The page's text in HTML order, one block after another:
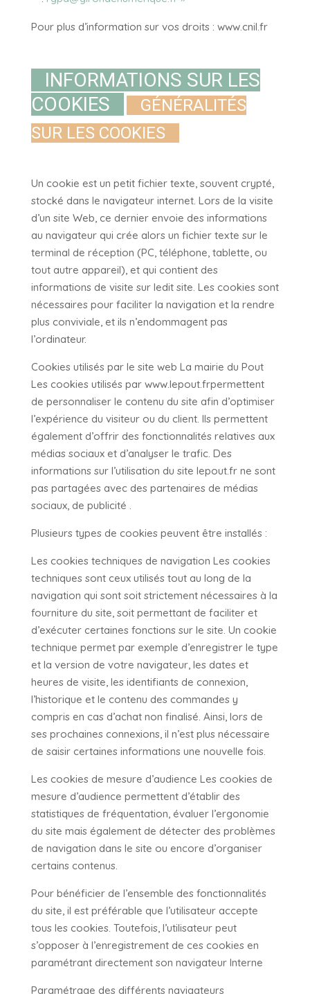
Pour plus d’information sur vos droits : www.cnil.fr
INFORMATIONS SUR LES
COOKIES
GÉNÉRALITÉS
SUR LES COOKIES
Un cookie est un petit fichier texte, souvent crypté,
stocké dans le navigateur internet. Lors de la visite
d’un site Web, ce dernier envoie des informations
au navigateur qui crée alors un fichier texte sur le
terminal de réception (PC, téléphone, tablette, ou
tout autre appareil), et qui contient des
informations de visite sur ledit site. Les cookies sont
nécessaires pour faciliter la navigation et la rendre
plus conviviale, et ils n’endommagent pas
l’ordinateur.
Cookies utilisés par le site web La mairie du Pout
Les cookies utilisés par www.lepout.frpermettent
de personnaliser le contenu du site afin d’optimiser
l’expérience du visiteur ou du client. Ils permettent
également d’offrir des fonctionnalités relatives aux
médias sociaux et d’analyser le trafic. Des
informations sur l’utilisation du site lepout.fr ne sont
pas partagées avec des partenaires de médias
sociaux, de publicité .
Plusieurs types de cookies peuvent être installés :
Les cookies techniques de navigation Les cookies
techniques sont ceux utilisés tout au long de la
navigation qui sont soit strictement nécessaires à la
fourniture du site, soit permettant de faciliter et
d’exécuter certaines fonctions sur le site. Un cookie
technique permet par exemple d’enregistrer le type
et la version de votre navigateur, les dates et
heures de visite, les identifiants de connexion,
l’historique et le contenu des commandes y
compris en cas d’achat non finalisé. Ainsi, lors de
ses prochaines connexions, il n’est plus nécessaire
de saisir certaines informations une nouvelle fois.
Les cookies de mesure d’audience Les cookies de
mesure d’audience permettent d’établir des
statistiques de fréquentation, évaluer l’ergonomie
du site mais également de détecter des problèmes
de navigation dans le site ou encore d’organiser
certains contenus.
Pour bénéficier de l’ensemble des fonctionnalités
du site, il est préférable que l’utilisateur accepte
tous les cookies. Toutefois, l’utilisateur peut
s’opposer à l’enregistrement de ces cookies en
paramétrant directement son navigateur Interne
Paramétrage des différents navigateurs